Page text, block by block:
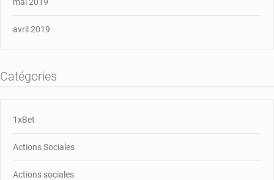
avril 2019
Catégories
1xBet
Actions Sociales
Actions sociales